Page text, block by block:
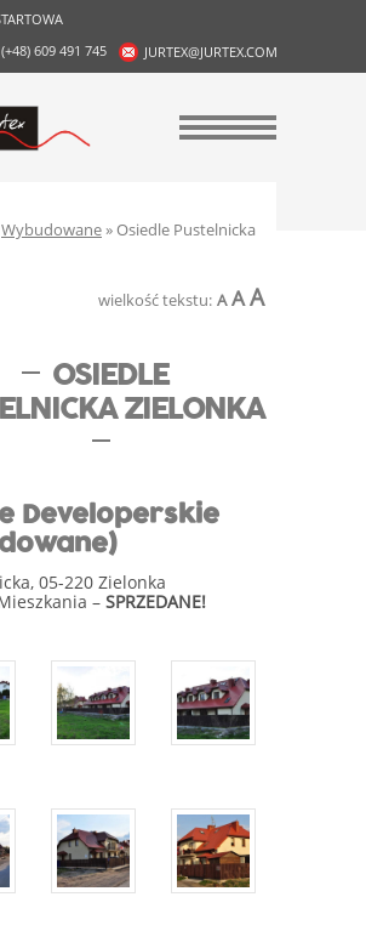
(+48) 609 491 745
JURTEX@JURTEX.COM
Wybudowane» Osiedle Pustelnicka
wielkość tekstu: A AA
OSIEDLE
ZIELONKA
Developerskie
05-220 Zielonka
– SPRZEDANE!